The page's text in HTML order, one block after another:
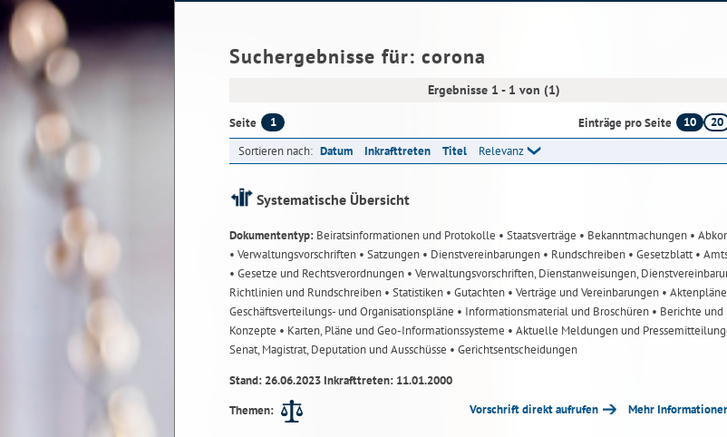
Suchergebnisse für: corona
Ergebnisse 1 - 1 von (1)
Seite 1 Einträge pro Seite 10 20
Sortieren nach: Datum Inkrafttreten Titel Relevanz
Systematische Übersicht
Dokumententyp: Beiratsinformationen und Protokolle • Staatsverträge • Bekanntmachungen •
• Verwaltungsvorschriften • Satzungen • Dienstvereinbarungen • Rundschreiben • Gesetzblatt•
• Gesetze und Rechtsverordnungen • Verwaltungsvorschriften, Dienstanweisungen,
Richtlinien und Rundschreiben • Statistiken • Gutachten • Verträge und Vereinbarungen • Aktenpläne
Geschäftsverteilungs- und Organisationspläne • Informationsmaterial und Broschüren • Berichte und
Konzepte • Karten, Pläne und Geo-Informationssysteme • Aktuelle Meldungen und
Senat, Magistrat, Deputation und Ausschüsse • Gerichtsentscheidungen
Stand: 26.06.2023 Inkrafttreten: 11.01.2000
Themen:
Vorschrift direkt aufrufen Mehr